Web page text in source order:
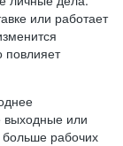
или работает
повлияет
выходные или
больше рабочих